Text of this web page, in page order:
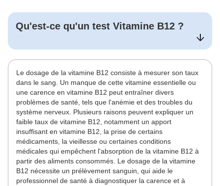
Qu'est-ce qu'un test Vitamine B12 ?
Le dosage de la vitamine B12 consiste à mesurer son taux
dans le sang. Un manque de cette vitamine essentielle ou
une carence en vitamine B12 peut entraîner divers
problèmes de santé, tels que l'anémie et des troubles du
système nerveux. Plusieurs raisons peuvent expliquer un
faible taux de vitamine B12, notamment un apport
insuffisant en vitamine B12, la prise de certains
médicaments, la vieillesse ou certaines conditions
médicales qui empêchent l'absorption de la vitamine B12 à
partir des aliments consommés. Le dosage de la vitamine
B12 nécessite un prélèvement sanguin, qui aide le
professionnel de santé à diagnostiquer la carence et à